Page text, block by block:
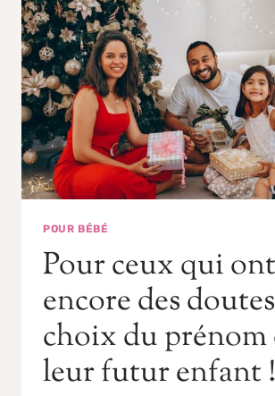
POUR BÉBÉ
Pour ceux qui ont
encore des
choix du prénom
leur futur enfant !